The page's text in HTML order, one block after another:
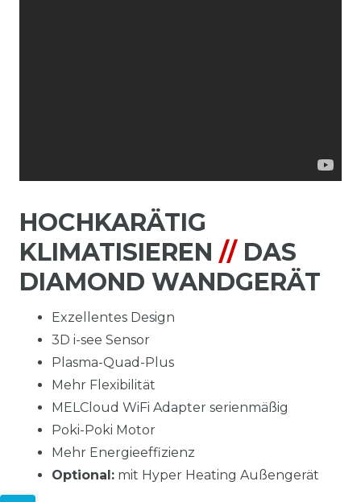
HOCHKARÄTIG
KLIMATISIEREN// DAS
DIAMOND WANDGERÄT
Exzellentes Design
3D i-see Sensor
Plasma-Quad-Plus
Mehr Flexibilität
MELCloud WiFi Adapter serienmäßig
Poki-Poki Motor
Mehr Energieeffizienz
Optional: mit Hyper Heating Außengerät